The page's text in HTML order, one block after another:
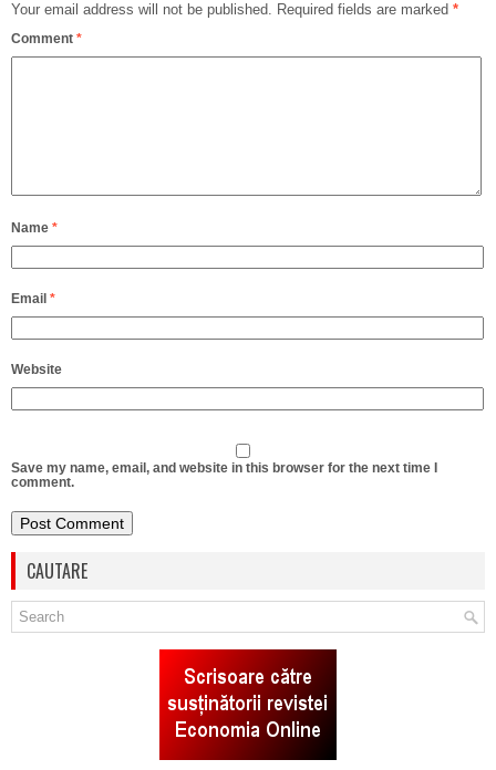
Your email address will not be published. Required fields are marked *
Comment *
Name *
Email *
Website
Save my name, email, and website in this browser for the next time I
comment.
CAUTARE